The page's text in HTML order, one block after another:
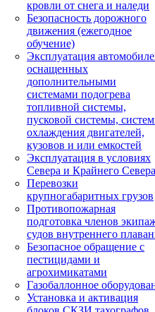
кровли от снега и наледи
Безопасность дорожного
движения (ежегодное
обучение)
Эксплуатация
оснащенных
дополнительными
системами подогрева
топливной системы,
пусковой системы,
охлаждения двигателей,
кузовов и или емкостей
Эксплуатация в условиях
Севера и Крайнего Севера
Перевозки
крупногабаритных грузов
Противопожарная
подготовка членов
судов внутреннего
Безопасное обращение с
пестицидами и
агрохимикатами
Газобаллонное
Установка и активация